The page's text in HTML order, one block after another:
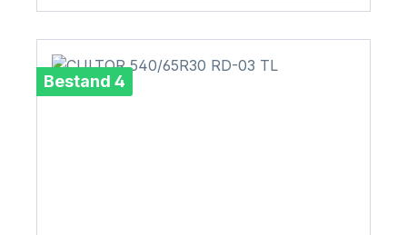
Bestand 4